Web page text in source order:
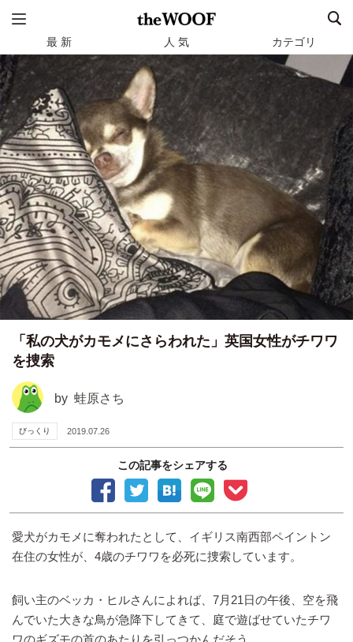
最 新 人 気 カテゴリ
「私の犬がカモメにさらわれた」英国女性がチワワ
を捜索
by 蛙原さち
びっくり 2019.07.26
この記事をシェアする
愛犬がカモメに奪われたとして、イギリス南西部ペイントン
在住の女性が、4歳のチワワを必死に捜索しています。
飼い主のベッカ・ヒルさんによれば、7月21日の午後、空を飛
んでいた大きな鳥が急降下してきて、庭で遊ばせていたチワ